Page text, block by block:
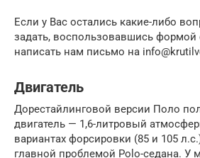
Если у Вас остались какие-либо
задать, воспользовавшись формой
написать нам письмо на
Двигатель
Дорестайлинговой версии Поло
двигатель — 1,6-литровый
вариантах форсировки (85 и 105
главной проблемой Polo-седана. У